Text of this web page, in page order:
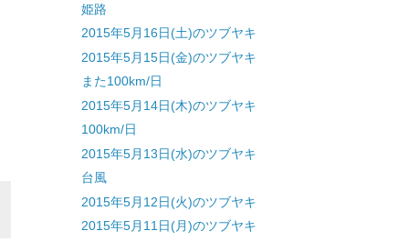
姫路
2015年5月16日(土)のツブヤキ
2015年5月15日(金)のツブヤキ
また100km/日
2015年5月14日(木)のツブヤキ
100km/日
2015年5月13日(水)のツブヤキ
台風
2015年5月12日(火)のツブヤキ
2015年5月11日(月)のツブヤキ